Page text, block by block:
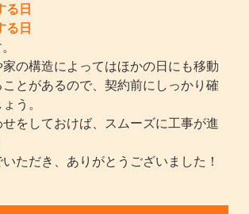
る日
る日
の構造によってはほかの日にも移動
とがあるので、契約前にしっかり確
う。
をしておけば、スムーズに工事が進
ただき、ありがとうございました！